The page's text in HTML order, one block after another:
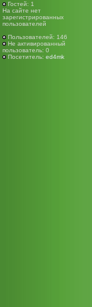
Гостей: 1
На сайте нет
зарегистрированных
пользователей
Пользователей: 146
Не активированный
пользователь: 0
Посетитель: ed4mk